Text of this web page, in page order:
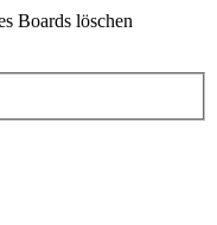
Boards löschen